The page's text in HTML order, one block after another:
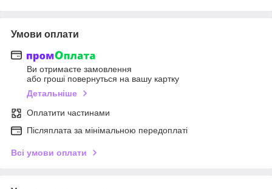
Умови оплати
Ви отримаєте замовлення
або гроші повернуться на вашу картку
Детальніше
Оплатити частинами
Післяплата за мінімальною передоплаті
Всі умови оплати